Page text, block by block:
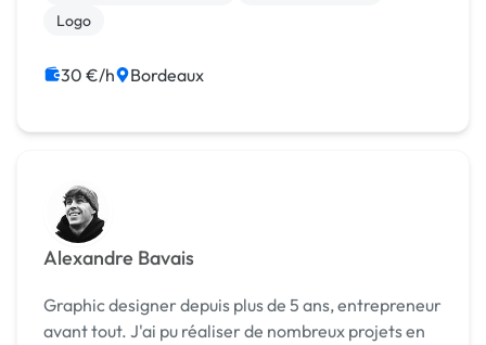
dans ...
Logo
30 €/h Bordeaux
Alexandre Bavais
Graphic designer depuis plus de 5 ans, entrepreneur
avant tout. J'ai pu réaliser de nombreux projets en